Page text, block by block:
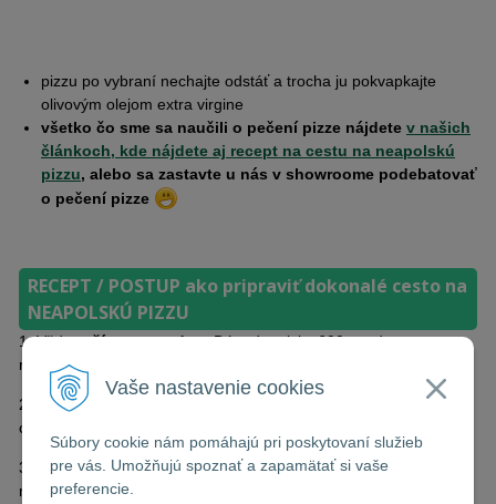
Vaše nastavenie cookies
Súbory cookie nám pomáhajú pri poskytovaní služieb
pre vás. Umožňujú spoznať a zapamätať si vaše
preferencie.
pizzu po vybraní nechajte odstáť a trocha ju pokvapkajte
olivovým olejom extra virgine
všetko čo sme sa naučili o pečení pizze nájdete v našich
článkoch, kde nájdete aj recept na cestu na neapolskú
pizzu, alebo sa zastavte u nás v showroome podebatovať
o pečení pizze
RECEPT / POSTUP ako pripraviť dokonalé cesto na
NEAPOLSKÚ PIZZU
1. Vždyzačínate s vodou. Dáte do misky 600g vody a
rozmiešate 30g soli, dokonale rozmiešate
2. Pridáte 10% múky čo znamená pri hydratácii 60%, 100g, teda
celková dávka múky je 1kg. Rozmiešate a prídáte 2g droždia
3. Počkáte kým začne droždie pracovať a za stáleho miešania a
miesenia postupne pridávate zvyšok múky až vyformujete cesto.